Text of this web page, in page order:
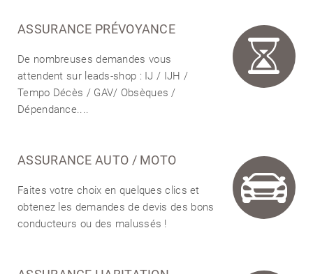
ASSURANCE PRÉVOYANCE
De nombreuses demandes vous
attendent sur leads-shop : IJ / IJH /
Tempo Décès / GAV/ Obsèques /
Dépendance....
ASSURANCE AUTO / MOTO
Faites votre choix en quelques clics et
obtenez les demandes de devis des bons
conducteurs ou des malussés !